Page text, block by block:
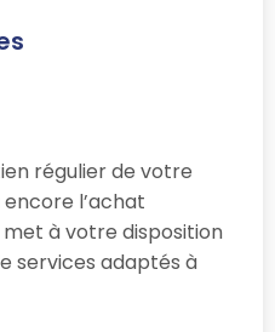
régulier de votre
l’achat
met à votre disposition
services adaptés à